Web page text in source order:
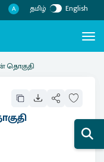
A தமிழ் English
தொகுதி